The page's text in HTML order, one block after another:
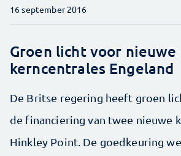
16 september 2016
Groen licht voor nieuwe
kerncentrales Engeland
De Britse regering heeft groen
de financiering van twee nieuwe
Hinkley Point. De goedkeuring